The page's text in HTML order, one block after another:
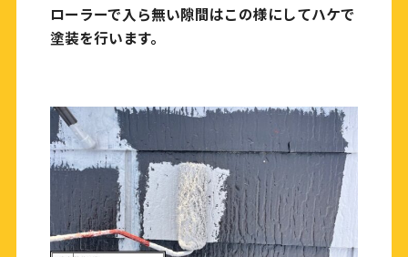
ローラーで入ら無い隙間はこの様にしてハケで
塗装を行います。